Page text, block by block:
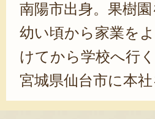
南陽市出身。果樹
幼い頃から家業を
けてから学校へ行
宮城県仙台市に本
務員として12年務